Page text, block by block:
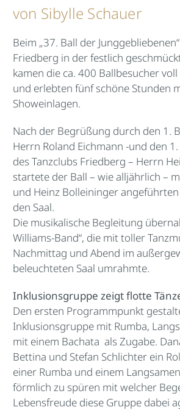
von Sibylle Schauer
Beim „37. Ball der
Friedberg in der festlich
kamen die ca. 400 Ballbesucher
und erlebten fünf schöne Stunden
Showeinlagen.
Nach der Begrüßung durch den 1.
Herrn Roland Eichmann -und den
des Tanzclubs Friedberg – Herrn
startete der Ball – wie alljährlich –
und Heinz Bolleininger
den Saal.
Die musikalische Begleitung
Williams-Band“, die mit toller
Nachmittag und Abend im
beleuchteten Saal umrahmte.
Inklusionsgruppe zeigt flotte
Den ersten Programmpunkt
Inklusionsgruppe mit Rumba,
mit einem Bachata als Zugabe.
Bettina und Stefan Schlichter ein
einer Rumba und einem
förmlich zu spüren mit welcher
Lebensfreude diese Gruppe dabei